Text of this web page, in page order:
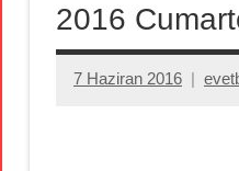
2016
7 Haziran 2016